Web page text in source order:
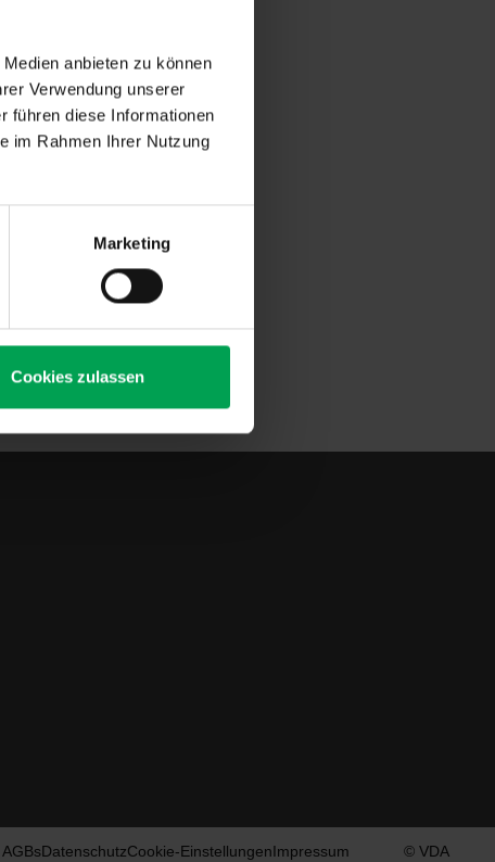
anbieten zu können
Verwendung unserer
führen diese Informationen
im Rahmen Ihrer Nutzung
Marketing
Cookies zulassen
AGBsDatenschutzCookie-EinstellungenImpressum © VDA